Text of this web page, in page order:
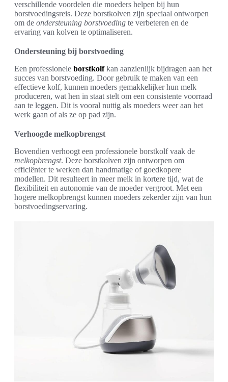
verschillende voordelen die moeders helpen bij hun
borstvoedingsreis. Deze borstkolven zijn speciaal ontworpen
om de ondersteuning borstvoeding te verbeteren en de
ervaring van kolven te optimaliseren.
Ondersteuning bij borstvoeding
Een professionele borstkolfkan aanzienlijk bijdragen aan het
succes van borstvoeding. Door gebruik te maken van een
effectieve kolf, kunnen moeders gemakkelijker hun melk
produceren, wat hen in staat stelt om een consistente voorraad
aan te leggen. Dit is vooral nuttig als moeders weer aan het
werk gaan of als ze op pad zijn.
Verhoogde melkopbrengst
Bovendien verhoogt een professionele borstkolf vaak de
melkopbrengst. Deze borstkolven zijn ontworpen om
efficiënter te werken dan handmatige of goedkopere
modellen. Dit resulteert in meer melk in kortere tijd, wat de
flexibiliteit en autonomie van de moeder vergroot. Met een
hogere melkopbrengst kunnen moeders zekerder zijn van hun
borstvoedingservaring.